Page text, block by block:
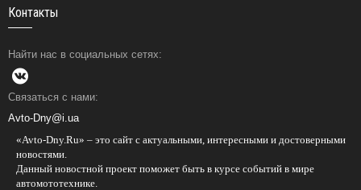
Контакты
Найти нас в социальных сетях:
Связаться с нами:
Avto-Dny@i.ua
«Avto-Dny.Ru» – это сайт с актуальными, интересными и достоверными
новостями.
Данный новостной проект поможет быть в курсе событий в мире
автомототехнике.